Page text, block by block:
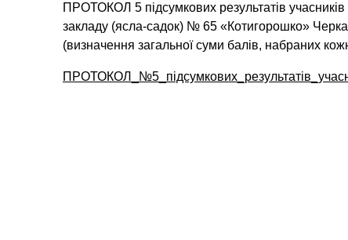
ПРОТОКОЛ 5 підсумкових результатів
закладу (ясла-садок) № 65 «Котигорошко»
(визначення загальної суми балів, набраних